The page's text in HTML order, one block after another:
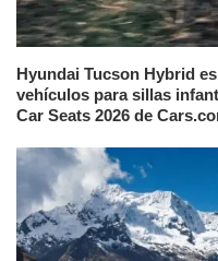
Hyundai Tucson Hybrid
vehículos para sillas
Car Seats 2026 de